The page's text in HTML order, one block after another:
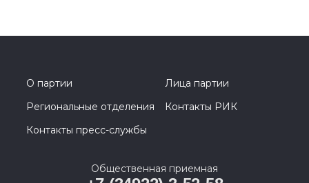
О партии
Лица партии
Региональные отделения
Контакты РИК
Контакты пресс-службы
Общественная приемная